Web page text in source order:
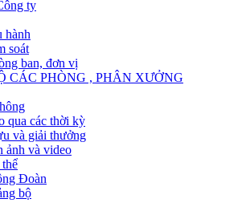
ty
hành
soát
ban, đơn vị
CÁC PHÒNG , PHÂN XƯỞNG
qua các thời kỳ
và giải thưởng
ảnh và video
Đoàn
bộ